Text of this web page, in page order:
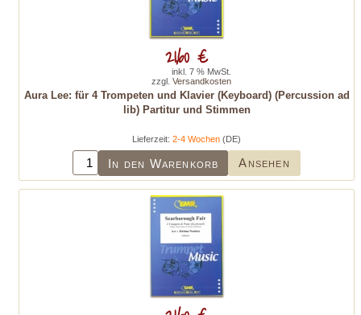
Aura Lee: für 4 Trompeten und Klavier (Keyboard) (Percussion ad
lib) Partitur und Stimmen
Lieferzeit: 2-4 Wochen (DE)
In den Warenkorb Ansehen
21,60 €
inkl. 7 % MwSt.
zzgl. Versandkosten